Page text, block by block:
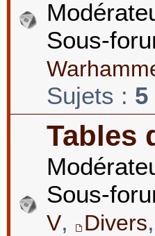
Sous-
Sujets : 5
Tables
Sous-
V, Divers,